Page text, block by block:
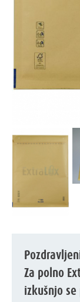
Za polno
izkušnjo